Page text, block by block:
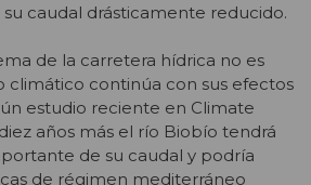
caudal drásticamente reducido.
de la carretera hídrica no es
climático continúa con sus efectos
estudio reciente en Climate
años más el río Biobío tendrá
de su caudal y podría
de régimen mediterráneo